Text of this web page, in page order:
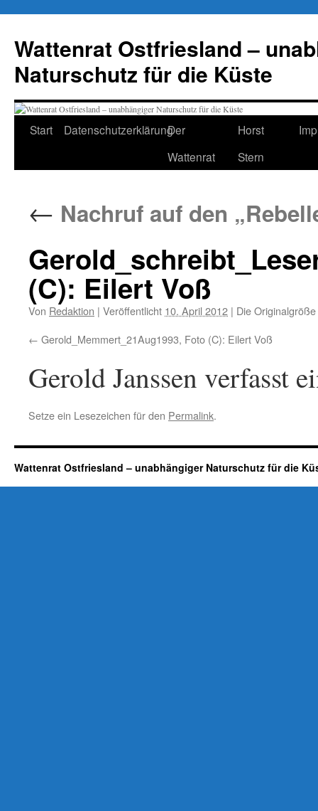
springen
Wattenrat Ostfriesland –
Naturschutz für die Küste
Start DatenschutzerklärungDer
Wattenrat
Horst
Stern
← Nachruf auf den
(C): Eilert Voß
Von Redaktion | Veröffentlicht 10. April 2012 | Die
Gerold_Memmert_21Aug1993, Foto (C): Eilert Voß
Gerold Janssen verfasst
Setze ein Lesezeichen für den Permalink.
Wattenrat Ostfriesland – unabhängiger Naturschutz für die